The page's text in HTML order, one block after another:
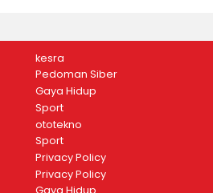
kesra
Pedoman Siber
Gaya Hidup
Sport
ototekno
Sport
Privacy Policy
Privacy Policy